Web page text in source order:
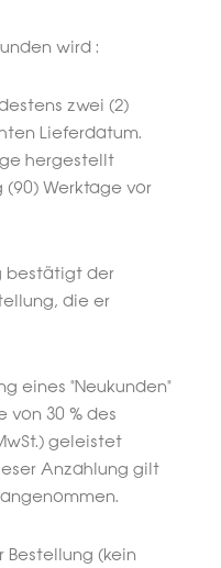
wird :
zwei (2)
Lieferdatum.
hergestellt
Werktage vor
bestätigt der
die er
eines "Neukunden"
von 30 % des
geleistet
Anzahlung gilt
Bestellung (kein